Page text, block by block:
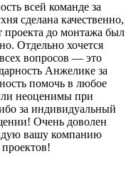
всей команде за
сделана качественно,
проекта до монтажа был
Отдельно хочется
вопросов — это
Анжелике за
помочь в любое
неоценимы при
за индивидуальный
Очень доволен
вашу компанию